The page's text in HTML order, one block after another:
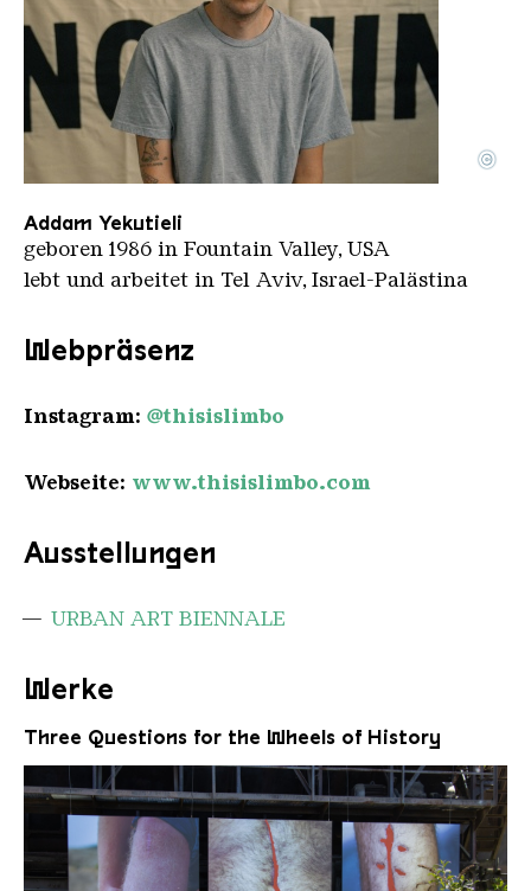
Addam Yekutieli
Copyright: © Gefen Didi
©
Addam Yekutieli
geboren 1986 in Fountain Valley, USA
lebt und arbeitet in Tel Aviv, Israel-Palästina
Webpräsenz
Instagram: @thisislimbo
Webseite: www.thisislimbo.com
Ausstellungen
URBAN ART BIENNALE
Werke
Three Questions for the Wheels of History